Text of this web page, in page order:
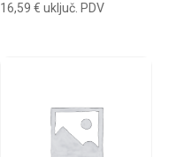
16,59€ uključ. PDV